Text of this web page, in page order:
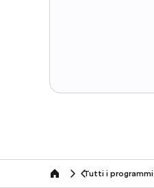
home Tutti i programmi